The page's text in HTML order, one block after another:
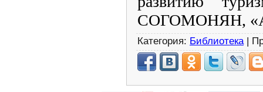
СОГОМОНЯН,
Категория: Библиотека |